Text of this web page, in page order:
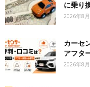
に乗り
2026年8
カーセ
アフタ
2026年8